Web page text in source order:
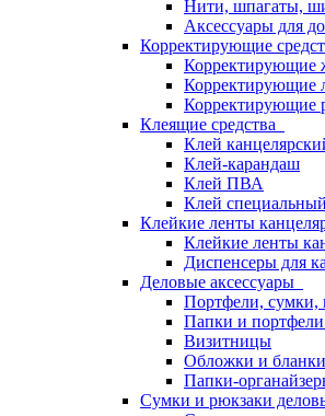
Нити, шпагаты,
Аксессуары для
Корректирующие
Корректирующие
Корректирующие
Корректирующие
Клеящие средства
Клей
Клей-карандаш
Клей ПВА
Клей специальный
Клейкие ленты
Клейкие ленты
Диспенсеры для
Деловые аксессуары
Портфели, сумки,
Папки и портфели
Визитницы
Обложки и
Папки-
Сумки и рюкзаки